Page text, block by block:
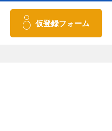
仮登録フォーム